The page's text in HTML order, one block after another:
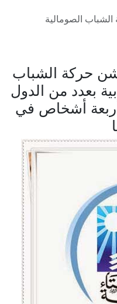
الصومالية
شن حركة الشباب
بعدد من الدول
أشخاص في